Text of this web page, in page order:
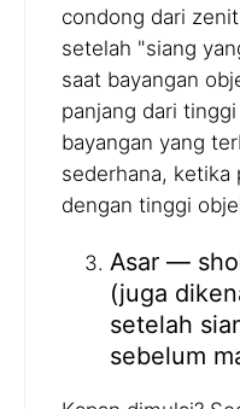
condong dari
setelah "siang
saat bayangan
panjang dari
bayangan yang
sederhana, ketika
dengan tinggi
Asar —
(juga
setelah
sebelum